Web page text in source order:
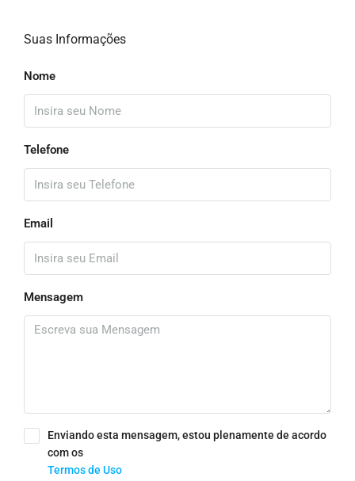
Suas Informações
Nome
Telefone
Email
Mensagem
Enviando esta mensagem, estou plenamente de acordo
com os
Termos de Uso